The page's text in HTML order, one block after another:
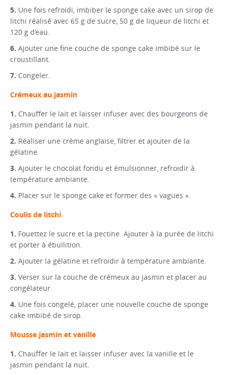
Une fois refroidi, imbiber le sponge cake avec un sirop de
litchi réalisé avec 65 g de sucre, 50 g de liqueur de litchi et
120 g d’eau.
Ajouter une fine couche de sponge cake imbibé sur le
croustillant.
Congeler.
Crémeux au jasmin
Chauffer le lait et laisser infuser avec des bourgeons de
jasmin pendant la nuit.
Réaliser une crème anglaise, filtrer et ajouter de la
gélatine.
Ajouter le chocolat fondu et émulsionner, refroidir à
température ambiante.
Placer sur le sponge cake et former des « vagues ».
Coulis de litchi
Fouettez le sucre et la pectine. Ajouter à la purée de litchi
et porter à ébullition.
Ajouter la gélatine et refroidir à température ambiante.
Verser sur la couche de crémeux au jasmin et placer au
congélateur.
Une fois congelé, placer une nouvelle couche de sponge
cake imbibé de sirop.
Mousse jasmin et vanille
Chauffer le lait et laisser infuser avec la vanille et le
jasmin pendant la nuit.